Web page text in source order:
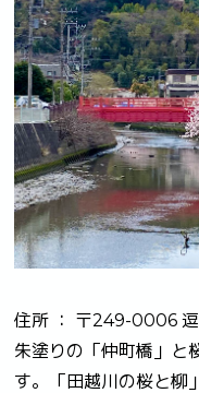
住所 ： 〒249-0006
朱塗りの「仲町橋」と
す。「田越川の桜と柳